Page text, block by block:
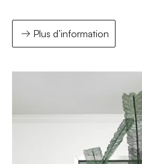
Plus d’information